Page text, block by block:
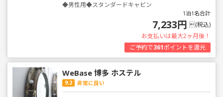
◆男性用◆スタンダードキャビン
1泊1名合計
7,233円 (税込)
お支払いは最大2ヶ月後！
ご予約で361ポイントを還元
WeBase 博多 ホステル
9.2 非常に良い